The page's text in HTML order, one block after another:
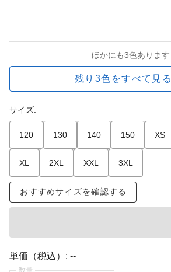
ほかにも3色あります
残り3色をすべて見る
サイズ:
120 130 140 150 XS
XL 2XL XXL 3XL
おすすめサイズを確認する
単価（税込）: --
数量